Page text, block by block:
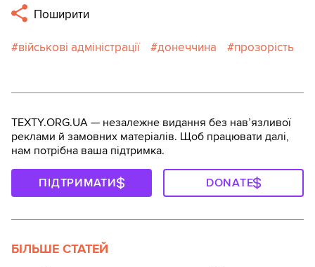
Поширити
військові адміністрації донеччина прозорість
TEXTY.ORG.UA — незалежне видання без навʼязливої
реклами й замовних матеріалів. Щоб працювати далі,
нам потрібна ваша підтримка.
ПІДТРИМАТИ DONATE
БІЛЬШЕ СТАТЕЙ